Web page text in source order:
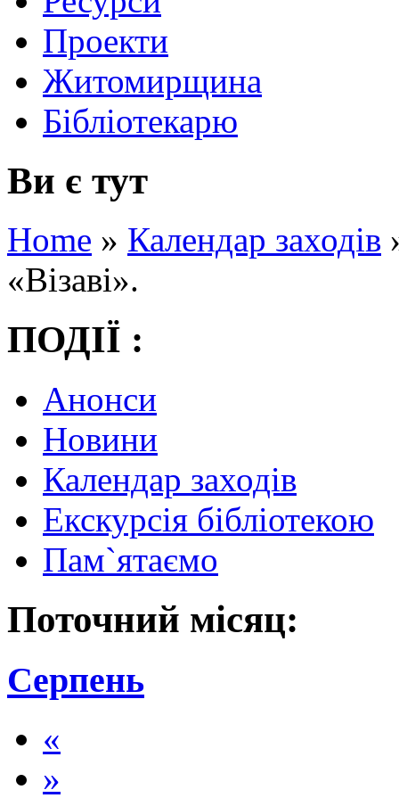
Проекти
Житомирщина
Бібліотекарю
Ви є тут
Home » Календар заходів
«Візаві».
ПОДІЇ :
Анонси
Новини
Календар заходів
Екскурсія бібліотекою
Пам`ятаємо
Поточний місяц:
Серпень
«
»